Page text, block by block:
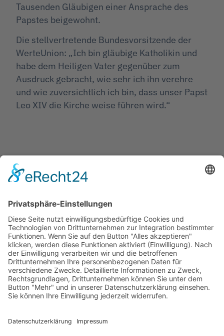
Tausenden Gläubigen einer Ansprache des
Papstes beigewohnt.
Die stellvertretende Bundesvorsitzende der
WerteUnion: „Ich bin gläubige Katholikin und
habe dem Heiligen Vater gegenüber zum
Ausdruck gebracht, wie sehr ich ihn verehre
und wie zuversichtlich ich bin, dass unser Papst
Leo XIV die Kirche weise führen wird.“
Jetzt teilen
Facebook Twitter
Pinterest WhatsApp Telegram
XING Email